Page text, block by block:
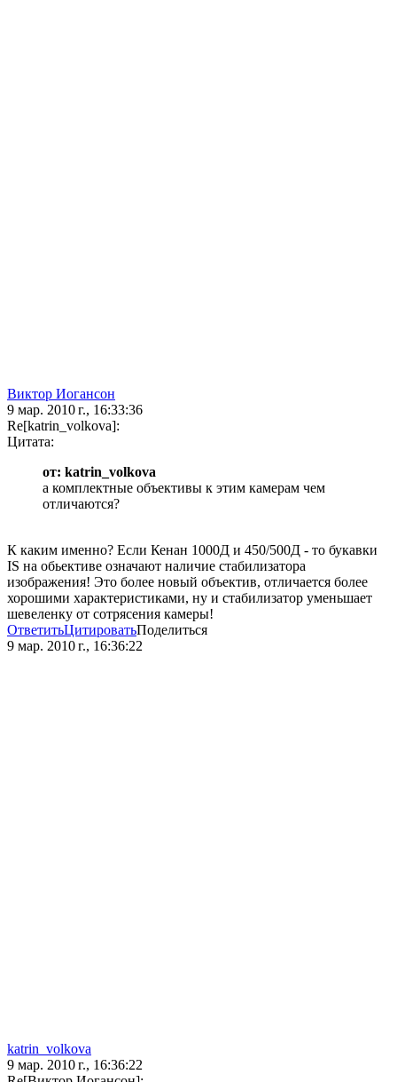
Виктор Иогансон
9 мар. 2010 г., 16:33:36
Re[katrin_volkova]:
Цитата:
от: katrin_volkova
а комплектные объективы к этим камерам чем
отличаются?
К каким именно? Если Кенан 1000Д и 450/500Д - то букавки
IS на обьективе означают наличие стабилизатора
изображения! Это более новый объектив, отличается более
хорошими характеристиками, ну и стабилизатор уменьшает
шевеленку от сотрясения камеры!
ОтветитьЦитироватьПоделиться
9 мар. 2010 г., 16:36:22
katrin_volkova
9 мар. 2010 г., 16:36:22